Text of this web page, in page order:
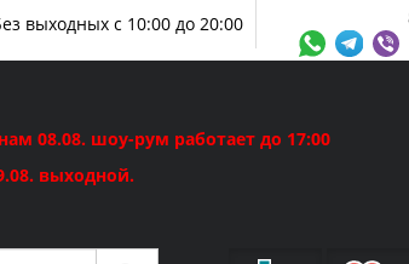
выходных с 10:00 до 20:00
08.08. шоу-рум работает до 17:00
выходной.